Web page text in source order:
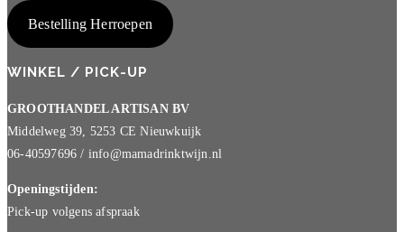
Bestelling Herroepen
WINKEL / PICK-UP
GROOTHANDEL ARTISAN BV
Middelweg 39, 5253 CE Nieuwkuijk
06-40597696 / info@mamadrinktwijn.nl
Openingstijden:
Pick-up volgens afspraak